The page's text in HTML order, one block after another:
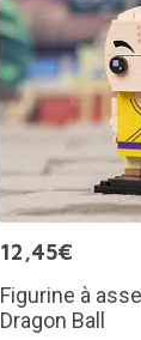
12,45€
Figurine à
Dragon Ball